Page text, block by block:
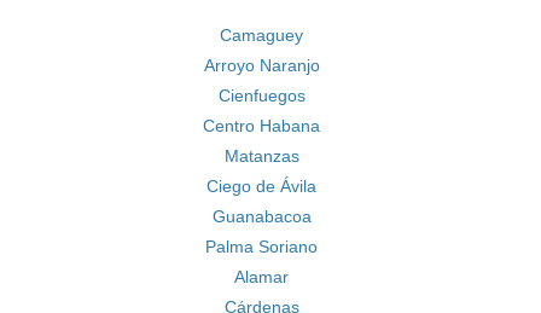
Camaguey
Arroyo Naranjo
Cienfuegos
Centro Habana
Matanzas
Ciego de Ávila
Guanabacoa
Palma Soriano
Alamar
Cárdenas